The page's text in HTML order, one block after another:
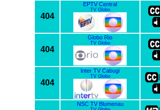
404
EPTV Central
TV Globo
404
Globo Rio
TV Globo
404
Inter TV Cabugi
TV Globo
NSC TV Blumenau